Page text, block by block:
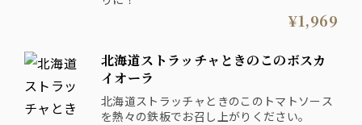
¥1,969
北海道ストラッチャときのこのボスカ
イオーラ
北海道ストラッチャときのこのトマトソース
を熱々の鉄板でお召し上がりください。